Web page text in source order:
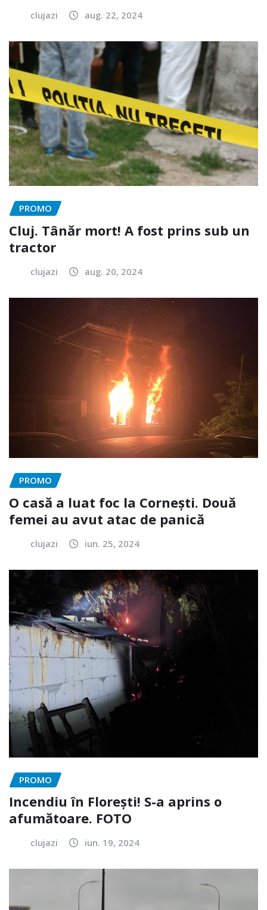
clujazi aug. 22, 2024
PROMO
Cluj. Tânăr mort! A fost prins sub un
tractor
clujazi aug. 20, 2024
PROMO
O casă a luat foc la Cornești. Două
femei au avut atac de panică
clujazi iun. 25, 2024
PROMO
Incendiu în Florești! S-a aprins o
afumătoare. FOTO
clujazi iun. 19, 2024